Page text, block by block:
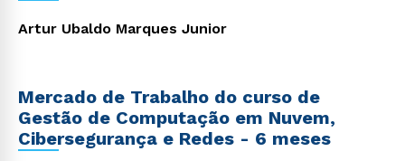
Artur Ubaldo Marques Junior
Mercado de Trabalho do curso de
Gestão de Computação em Nuvem,
Cibersegurança e Redes - 6 meses